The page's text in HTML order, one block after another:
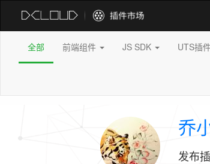
全部 前端组件 JS SDK UTS插
乔
发布插